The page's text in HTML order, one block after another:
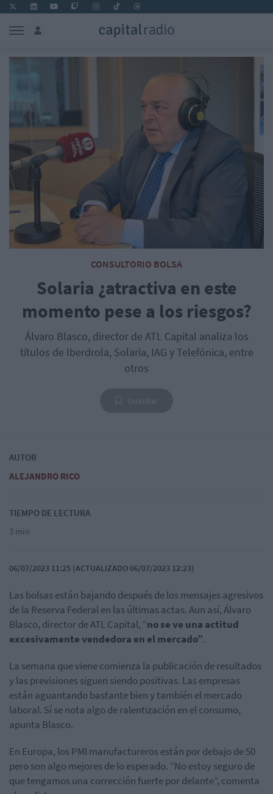
CONSULTORIO BOLSA
Solaria ¿atractiva en este
momento pese a los riesgos?
Álvaro Blasco, director de ATL Capital analiza los
títulos de Iberdrola, Solaria, IAG y Telefónica, entre
otros
AUTOR
ALEJANDRO RICO
TIEMPO DE LECTURA
3 min
06/07/2023 11:25 (ACTUALIZADO 06/07/2023 12:23)
Las bolsas están bajando después de los mensajes agresivos
de la Reserva Federal en las últimas actas. Aun así, Álvaro
Blasco, director de ATL Capital, “no se ve una actitud
excesivamente vendedora en el mercado”.
La semana que viene comienza la publicación de resultados
y las previsiones siguen siendo positivas. Las empresas
están aguantando bastante bien y también el mercado
laboral. Sí se nota algo de ralentización en el consumo,
apunta Blasco.
En Europa, los PMI manufactureros están por debajo de 50
pero son algo mejores de lo esperado. “No estoy seguro de
que tengamos una corrección fuerte por delante”, comenta